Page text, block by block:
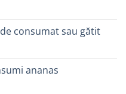
consumat sau gătit
ananas